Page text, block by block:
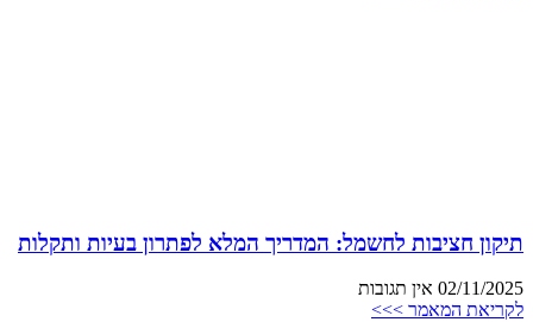
תיקון חציבות לחשמל: המדריך המלא לפתרון בעיות ותקלות
02/11/2025 אין תגובות
לקריאת המאמר >>>